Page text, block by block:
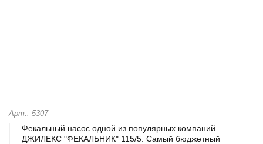
Арт.: 5307
Фекальный насос одной из популярных компаний
ДЖИЛЕКС "ФЕКАЛЬНИК" 115/5. Самый бюджетный